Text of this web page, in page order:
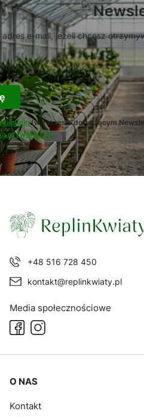
adres e-mail, jeżeli chcesz
mail
(w zakresie dotyczącym
prywatności.
+48 516 728 450
kontakt@replinkwiaty.pl
Media społecznościowe
Linki w stopce
O NAS
Kontakt